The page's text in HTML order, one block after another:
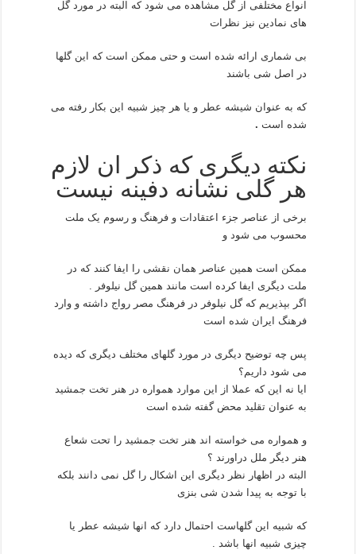
انواع مختلفی از گل مشاهده می شود که البته در مورد گل
های نمادین نیز نظرات
بی شماری ارائه شده است و حتی ممکن است که این گلها
در اصل شی باشند
که به عنوان شیشه عطر و یا هر چیز شبیه این بکار رفته می
شده است .
نکته دیگری که ذکر ان لازم
هر گلی نشانه دفینه نیست
برخی از عناصر جزء اعتقادات و فرهنگ و رسوم یک ملت
محسوب می شود و
ممکن است همین عناصر همان نقشی را ایفا کنند که در
ملت دیگری ایفا کرده است مانند همین گل نیلوفر .
اگر بپذیریم که گل نیلوفر در فرهنگ مصر رواج داشته و وارد
فرهنگ ایران شده است
پس چه توضیح دیگری در مورد گلهای مختلف دیگری که دیده
می شود داریم؟
ایا نه این که عملا از این موارد همواره در هنر تخت جمشید
به عنوان تقلید محض گفته شده است
و همواره می خواسته اند هنر تخت جمشید را تحت شعاع
هنر دیگر ملل دراورند ؟
البته در اظهار نظر دیگری این اشکال را گل نمی دانند بلکه
با توجه به پیدا شدن شی بنزی
که شبیه این گلهاست احتمال دارد که انها شیشه عطر یا
چیزی شبیه انها باشد .